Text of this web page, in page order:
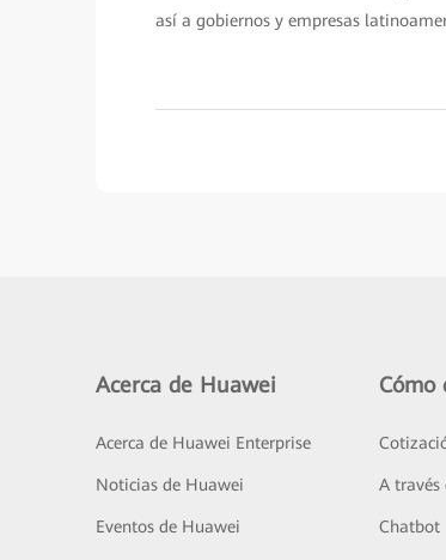
así a gobiernos y empresas
Acerca de Huawei
Acerca de Huawei Enterprise
Noticias de Huawei
Eventos de Huawei
Cómo
A través
Chatbot